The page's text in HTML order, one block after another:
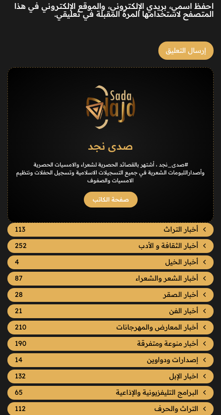
احفظ اسمي، بريدي الإلكتروني، والموقع الإلكتروني في هذا
المتصفح لاستخدامها المرة المقبلة في تعليقي.
صدى نجد
#صدى_نجد ، أشتهر بالقصائد الحصرية لشعراء والامسيات الحصرية
وأصداراللبومات الشعرية في جميع التسجيلات الاسلامية وتسجيل الحفلات ونتظيم
الامسيات والصفوف
صفحة الكاتب
أخبار التراث
113
أخبار الثقافة و الأدب
252
أخبار الخيل
4
أخبار الشعر والشعراء
87
أخبار الصقر
28
أخبار الفن
21
أخبار المعارض والمهرجانات
210
أخبار منوعة ومتفرقة
190
إصدارات ودواوين
14
اخبار الإبل
132
البرامج التليفزيونية والإذاعية
65
التراث والحرف
112